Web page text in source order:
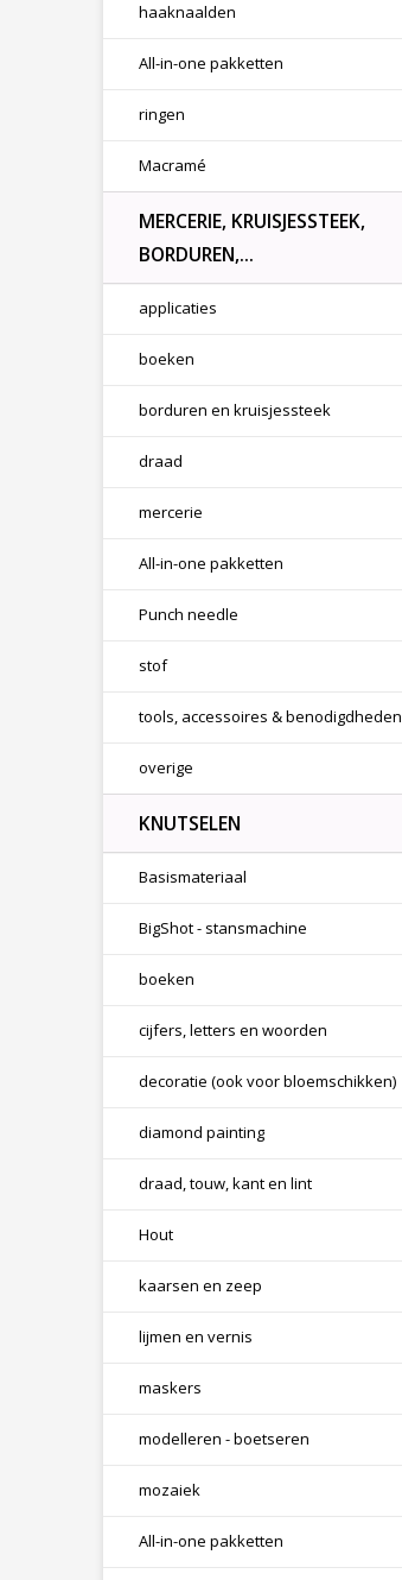
haaknaalden
All-in-one pakketten
ringen
Macramé
MERCERIE, KRUISJESSTEEK,
BORDUREN,...
applicaties
boeken
borduren en kruisjessteek
draad
mercerie
All-in-one pakketten
Punch needle
stof
tools, accessoires & benodigdheden
overige
KNUTSELEN
Basismateriaal
BigShot - stansmachine
boeken
cijfers, letters en woorden
decoratie (ook voor bloemschikken)
diamond painting
draad, touw, kant en lint
Hout
kaarsen en zeep
lijmen en vernis
maskers
modelleren - boetseren
mozaiek
All-in-one pakketten